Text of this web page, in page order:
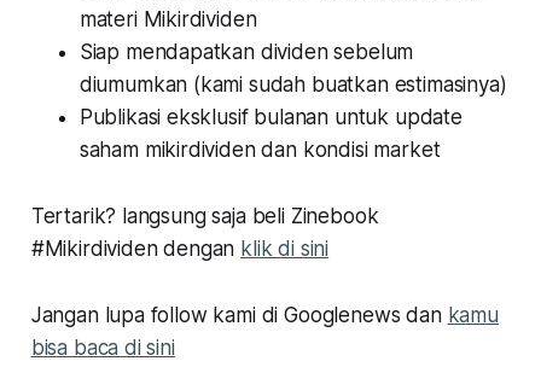
materi Mikirdividen
Siap mendapatkan dividen sebelum
diumumkan (kami sudah buatkan estimasinya)
Publikasi eksklusif bulanan untuk update
saham mikirdividen dan kondisi market
Tertarik? langsung saja beli Zinebook
#Mikirdividen dengan klik di sini
Jangan lupa follow kami di Googlenews dan kamu
bisa baca di sini